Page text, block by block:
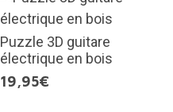
Puzzle 3D guitare
électrique en bois
19,95€